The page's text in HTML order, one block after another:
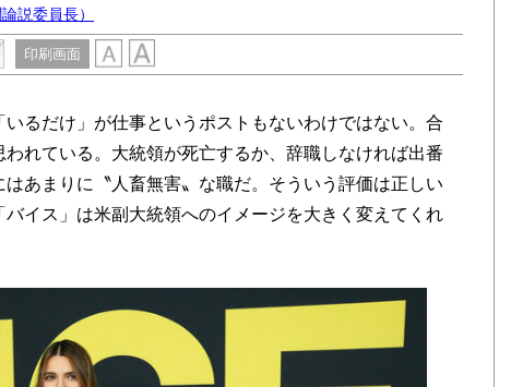
説委員長）
印刷画面
るだけ」が仕事というポストもないわけではない。合
れている。大統領が死亡するか、辞職しなければ出番
あまりに〝人畜無害〟な職だ。そういう評価は正しい
イス」は米副大統領へのイメージを大きく変えてくれ